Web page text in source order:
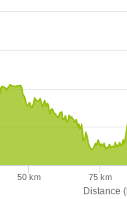
Distance
50 km 75 km